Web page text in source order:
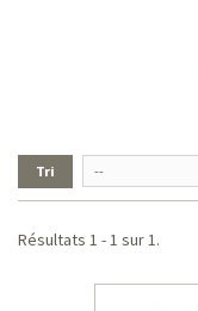
Tri --
Résultats 1 - 1 sur 1.